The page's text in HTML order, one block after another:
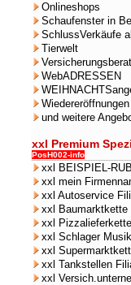
Onlineshops
Schaufenster in
SchlussVerkäufe
Tierwelt
WebADRESSEN
Wiedereröffnungen
und weitere
xxl Premium
PosH002-info
xxl BEISPIEL-
xxl mein
xxl Autoservice
xxl Baumarktkette
xxl Pizzalieferkette
xxl Schlager Musik
xxl
xxl Tankstellen
xxl